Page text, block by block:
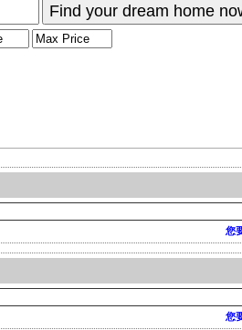
Find your dream home
您
您